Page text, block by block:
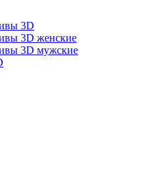
3D
3D женские
3D мужские